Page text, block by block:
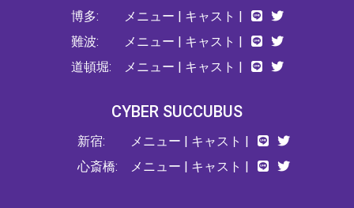
博多:
難波:
道頓堀:
メニュー | キャスト |
メニュー | キャスト |
メニュー | キャスト |
CYBER SUCCUBUS
新宿:
心斎橋:
メニュー キャスト
メニュー
キャスト